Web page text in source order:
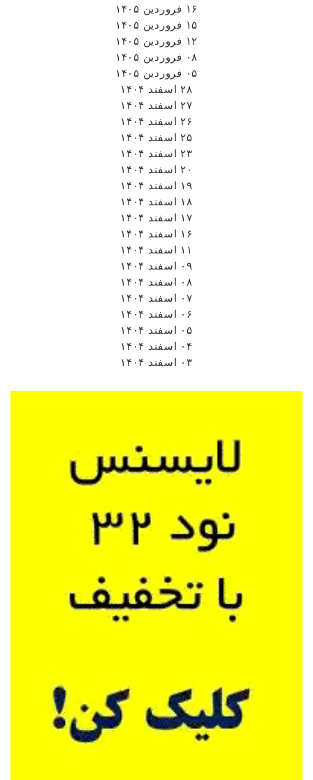
۱۶ فروردین ۱۴۰۵
۱۵ فروردین ۱۴۰۵
۱۲ فروردین ۱۴۰۵
۰۸ فروردین ۱۴۰۵
۰۵ فروردین ۱۴۰۵
۲۸ اسفند ۱۴۰۴
۲۷ اسفند ۱۴۰۴
۲۶ اسفند ۱۴۰۴
۲۵ اسفند ۱۴۰۴
۲۳ اسفند ۱۴۰۴
۲۰ اسفند ۱۴۰۴
۱۹ اسفند ۱۴۰۴
۱۸ اسفند ۱۴۰۴
۱۷ اسفند ۱۴۰۴
۱۶ اسفند ۱۴۰۴
۱۱ اسفند ۱۴۰۴
۰۹ اسفند ۱۴۰۴
۰۸ اسفند ۱۴۰۴
۰۷ اسفند ۱۴۰۴
۰۶ اسفند ۱۴۰۴
۰۵ اسفند ۱۴۰۴
۰۴ اسفند ۱۴۰۴
۰۳ اسفند ۱۴۰۴